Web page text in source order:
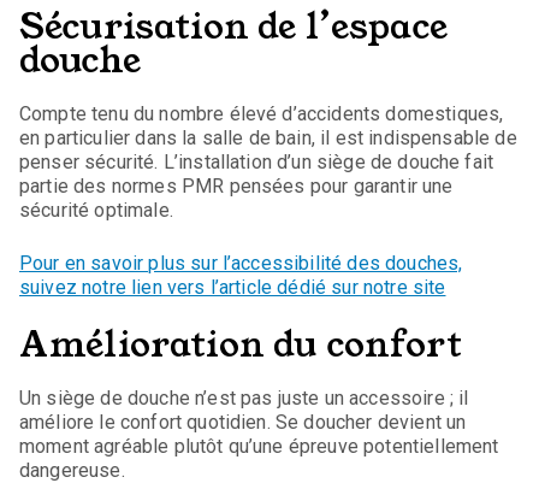
Sécurisation de l’espace
douche
Compte tenu du nombre élevé d’accidents domestiques,
en particulier dans la salle de bain, il est indispensable de
penser sécurité. L’installation d’un siège de douche fait
partie des normes PMR pensées pour garantir une
sécurité optimale.
Pour en savoir plus sur l’accessibilité des douches,
suivez notre lien vers l’article dédié sur notre site
Amélioration du confort
Un siège de douche n’est pas juste un accessoire ; il
améliore le confort quotidien. Se doucher devient un
moment agréable plutôt qu’une épreuve potentiellement
dangereuse.